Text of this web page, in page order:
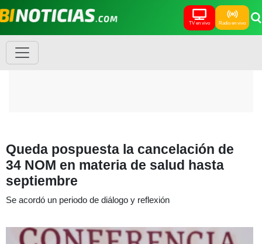
TV en vivo Radio en vivo
Queda pospuesta la cancelación de
34 NOM en materia de salud hasta
septiembre
Se acordó un periodo de diálogo y reflexión